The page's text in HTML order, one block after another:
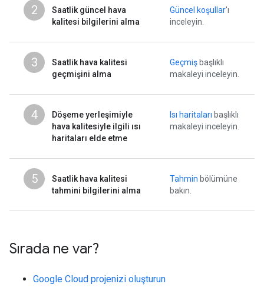
2
Saatlik güncel hava
kalitesi bilgilerini alma
Güncel koşullar'ı
inceleyin.
3
Saatlik hava kalitesi
geçmişini alma
Geçmiş başlıklı
makaleyi inceleyin.
4
Döşeme yerleşimiyle
hava kalitesiyle ilgili ısı
haritaları elde etme
Isı haritaları başlıklı
makaleyi inceleyin.
5
Saatlik hava kalitesi
tahmini bilgilerini alma
Tahmin bölümüne
bakın.
Sırada ne var?
Google Cloud projenizi oluşturun